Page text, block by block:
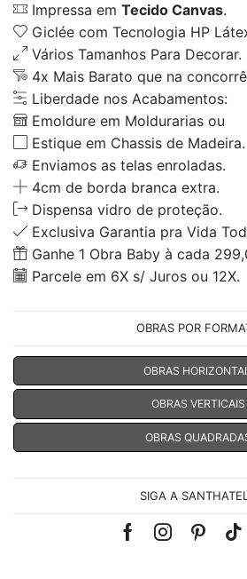
Impressa em Tecido Canvas.
Giclée com Tecnologia HP
Vários Tamanhos Para Decorar.
4x Mais Barato que na
Liberdade nos Acabamentos:
Emoldure em Moldurarias ou
Estique em Chassis de Madeira.
Enviamos as telas enroladas.
4cm de borda branca extra.
Dispensa vidro de proteção.
Exclusiva Garantia pra Vida
Ganhe 1 Obra Baby à cada
Parcele em 6X s/ Juros ou 12X.
OBRAS POR
OBRAS
OBRAS VERTICAIS
OBRAS
SIGA A
FacebookInstagram